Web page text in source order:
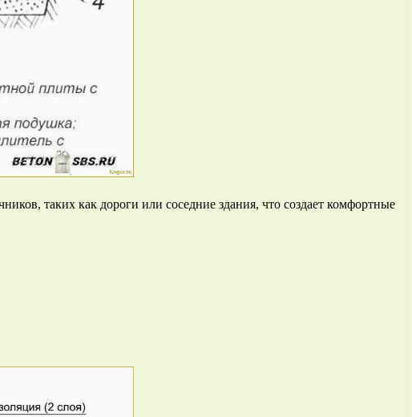
таких как дороги или соседние здания, что создает комфортные